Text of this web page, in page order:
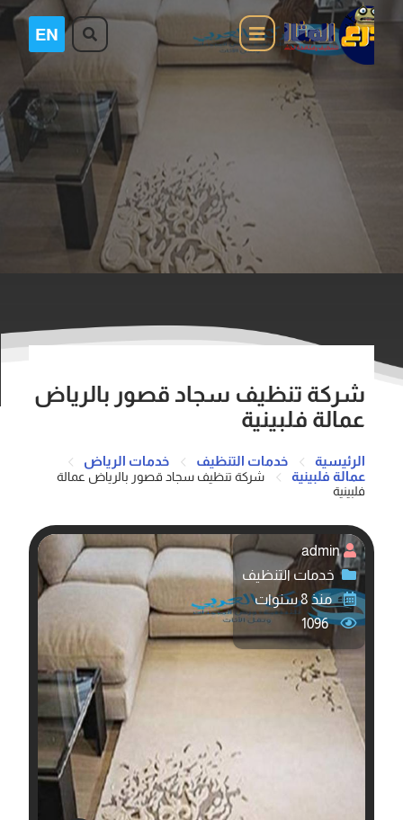
شركة تنظيف سجاد قصور بالرياض
عمالة فلبينية
الرئيسية خدمات التنظيف
خدمات الرياض
عمالة فلبينية
شركة تنظيف سجاد قصور بالرياض عمالة
فلبينية
admin
خدمات التنظيف
منذ 8 سنوات
1096